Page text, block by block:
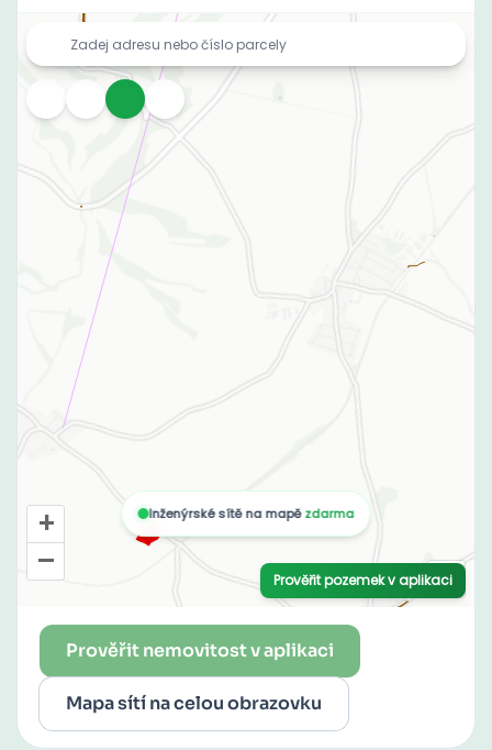
Prověřit nemovitost v aplikaci
Mapa sítí na celou obrazovku